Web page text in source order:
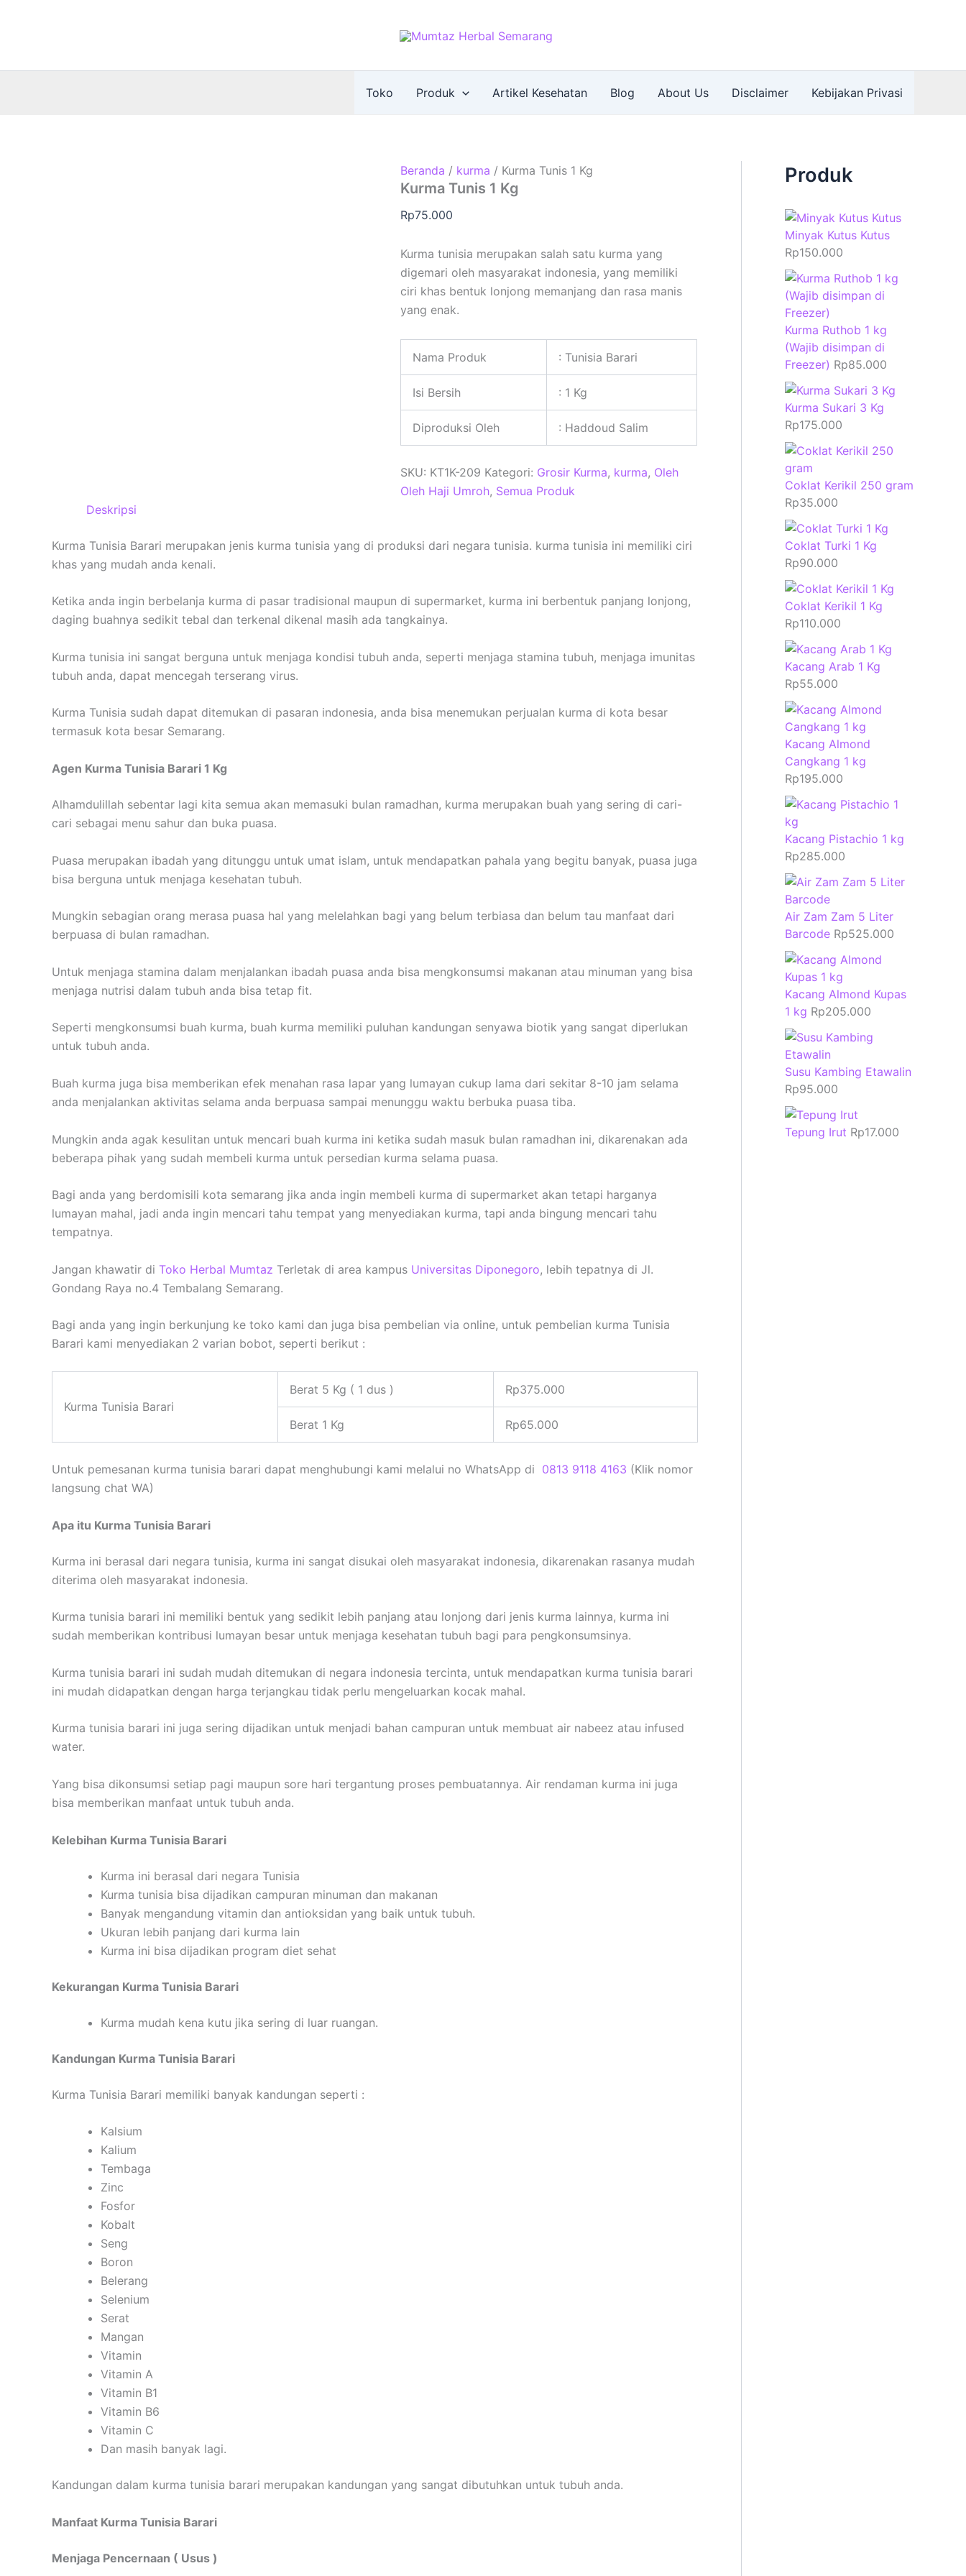
Toko Produk Artikel Kesehatan Blog About Us Disclaimer Kebijakan Privasi
Beranda / kurma / Kurma Tunis 1 Kg
Kurma Tunis 1 Kg
Rp75.000
Kurma tunisia merupakan salah satu kurma yang
digemari oleh masyarakat indonesia, yang memiliki
ciri khas bentuk lonjong memanjang dan rasa manis
yang enak.
Nama Produk : Tunisia Barari
Isi Bersih : 1 Kg
Diproduksi Oleh : Haddoud Salim
SKU: KT1K-209 Kategori: Grosir Kurma, kurma, Oleh
Oleh Haji Umroh, Semua Produk
Deskripsi
Kurma Tunisia Barari merupakan jenis kurma tunisia yang di produksi dari negara tunisia. kurma tunisia ini memiliki ciri
khas yang mudah anda kenali.
Ketika anda ingin berbelanja kurma di pasar tradisional maupun di supermarket, kurma ini berbentuk panjang lonjong,
daging buahnya sedikit tebal dan terkenal dikenal masih ada tangkainya.
Kurma tunisia ini sangat berguna untuk menjaga kondisi tubuh anda, seperti menjaga stamina tubuh, menjaga imunitas
tubuh anda, dapat mencegah terserang virus.
Kurma Tunisia sudah dapat ditemukan di pasaran indonesia, anda bisa menemukan perjualan kurma di kota besar
termasuk kota besar Semarang.
Agen Kurma Tunisia Barari 1 Kg
Alhamdulillah sebentar lagi kita semua akan memasuki bulan ramadhan, kurma merupakan buah yang sering di cari-
cari sebagai menu sahur dan buka puasa.
Puasa merupakan ibadah yang ditunggu untuk umat islam, untuk mendapatkan pahala yang begitu banyak, puasa juga
bisa berguna untuk menjaga kesehatan tubuh.
Mungkin sebagian orang merasa puasa hal yang melelahkan bagi yang belum terbiasa dan belum tau manfaat dari
berpuasa di bulan ramadhan.
Untuk menjaga stamina dalam menjalankan ibadah puasa anda bisa mengkonsumsi makanan atau minuman yang bisa
menjaga nutrisi dalam tubuh anda bisa tetap fit.
Seperti mengkonsumsi buah kurma, buah kurma memiliki puluhan kandungan senyawa biotik yang sangat diperlukan
untuk tubuh anda.
Buah kurma juga bisa memberikan efek menahan rasa lapar yang lumayan cukup lama dari sekitar 8-10 jam selama
anda menjalankan aktivitas selama anda berpuasa sampai menunggu waktu berbuka puasa tiba.
Mungkin anda agak kesulitan untuk mencari buah kurma ini ketika sudah masuk bulan ramadhan ini, dikarenakan ada
beberapa pihak yang sudah membeli kurma untuk persedian kurma selama puasa.
Bagi anda yang berdomisili kota semarang jika anda ingin membeli kurma di supermarket akan tetapi harganya
lumayan mahal, jadi anda ingin mencari tahu tempat yang menyediakan kurma, tapi anda bingung mencari tahu
tempatnya.
Jangan khawatir di Toko Herbal Mumtaz Terletak di area kampus Universitas Diponegoro, lebih tepatnya di Jl.
Gondang Raya no.4 Tembalang Semarang.
Bagi anda yang ingin berkunjung ke toko kami dan juga bisa pembelian via online, untuk pembelian kurma Tunisia
Barari kami menyediakan 2 varian bobot, seperti berikut :
Kurma Tunisia Barari
Berat 5 Kg ( 1 dus ) Rp375.000
Berat 1 Kg Rp65.000
Untuk pemesanan kurma tunisia barari dapat menghubungi kami melalui no WhatsApp di 0813 9118 4163 (Klik nomor
langsung chat WA)
Apa itu Kurma Tunisia Barari
Kurma ini berasal dari negara tunisia, kurma ini sangat disukai oleh masyarakat indonesia, dikarenakan rasanya mudah
diterima oleh masyarakat indonesia.
Kurma tunisia barari ini memiliki bentuk yang sedikit lebih panjang atau lonjong dari jenis kurma lainnya, kurma ini
sudah memberikan kontribusi lumayan besar untuk menjaga kesehatan tubuh bagi para pengkonsumsinya.
Kurma tunisia barari ini sudah mudah ditemukan di negara indonesia tercinta, untuk mendapatkan kurma tunisia barari
ini mudah didapatkan dengan harga terjangkau tidak perlu mengeluarkan kocak mahal.
Kurma tunisia barari ini juga sering dijadikan untuk menjadi bahan campuran untuk membuat air nabeez atau infused
water.
Yang bisa dikonsumsi setiap pagi maupun sore hari tergantung proses pembuatannya. Air rendaman kurma ini juga
bisa memberikan manfaat untuk tubuh anda.
Kelebihan Kurma Tunisia Barari
Kurma ini berasal dari negara Tunisia
Kurma tunisia bisa dijadikan campuran minuman dan makanan
Banyak mengandung vitamin dan antioksidan yang baik untuk tubuh.
Ukuran lebih panjang dari kurma lain
Kurma ini bisa dijadikan program diet sehat
Kekurangan Kurma Tunisia Barari
Kurma mudah kena kutu jika sering di luar ruangan.
Kandungan Kurma Tunisia Barari
Kurma Tunisia Barari memiliki banyak kandungan seperti :
Kalsium
Kalium
Tembaga
Zinc
Fosfor
Kobalt
Seng
Boron
Belerang
Selenium
Serat
Mangan
Vitamin
Vitamin A
Vitamin B1
Vitamin B6
Vitamin C
Dan masih banyak lagi.
Kandungan dalam kurma tunisia barari merupakan kandungan yang sangat dibutuhkan untuk tubuh anda.
Manfaat Kurma Tunisia Barari
Menjaga Pencernaan ( Usus )
Produk
Minyak Kutus Kutus
Rp150.000
Kurma Ruthob 1 kg
(Wajib disimpan di
Freezer) Rp85.000
Kurma Sukari 3 Kg
Rp175.000
Coklat Kerikil 250 gram
Rp35.000
Coklat Turki 1 Kg
Rp90.000
Coklat Kerikil 1 Kg
Rp110.000
Kacang Arab 1 Kg
Rp55.000
Kacang Almond
Cangkang 1 kg
Rp195.000
Kacang Pistachio 1 kg
Rp285.000
Air Zam Zam 5 Liter
Barcode Rp525.000
Kacang Almond Kupas
1 kg Rp205.000
Susu Kambing Etawalin
Rp95.000
Tepung Irut Rp17.000